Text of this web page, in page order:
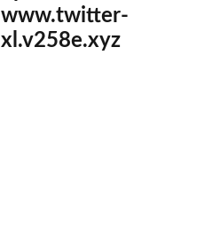
www.twitter-
xl.v258e.xyz